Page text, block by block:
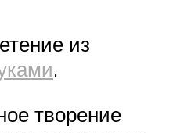
из
.
творение